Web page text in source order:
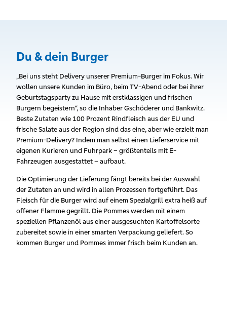
Du & dein Burger
„Bei uns steht Delivery unserer Premium-Burger im Fokus. Wir
wollen unsere Kunden im Büro, beim TV-Abend oder bei ihrer
Geburtstagsparty zu Hause mit erstklassigen und frischen
Burgern begeistern“, so die Inhaber Gschöderer und Bankwitz.
Beste Zutaten wie 100 Prozent Rindfleisch aus der EU und
frische Salate aus der Region sind das eine, aber wie erzielt man
Premium-Delivery? Indem man selbst einen Lieferservice mit
eigenen Kurieren und Fuhrpark – größtenteils mit E-
Fahrzeugen ausgestattet – aufbaut.
Die Optimierung der Lieferung fängt bereits bei der Auswahl
der Zutaten an und wird in allen Prozessen fortgeführt. Das
Fleisch für die Burger wird auf einem Spezialgrill extra heiß auf
offener Flamme gegrillt. Die Pommes werden mit einem
speziellen Pflanzenöl aus einer ausgesuchten Kartoffelsorte
zubereitet sowie in einer smarten Verpackung geliefert. So
kommen Burger und Pommes immer frisch beim Kunden an.